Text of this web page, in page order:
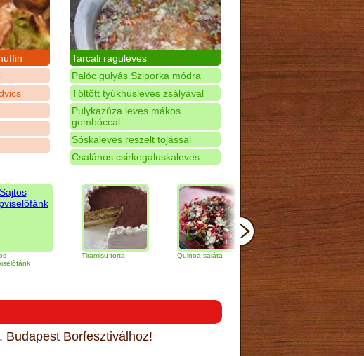
Tarcali raguleves
Palóc gulyás Sziporka módra
Töltött tyúkhúsleves zsályával
Pulykazúza leves mákos
gombóccal
Sóskaleves reszelt tojással
Csalános csirkegaluskaleves
Tiramisu torta Quinoa saláta Mandulás kifli
Budapest Borfesztiválhoz!